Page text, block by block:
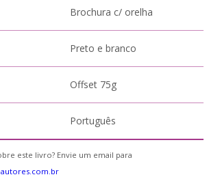
Brochura c/ orelha
Preto e branco
Offset 75g
Português
este livro? Envie um email para